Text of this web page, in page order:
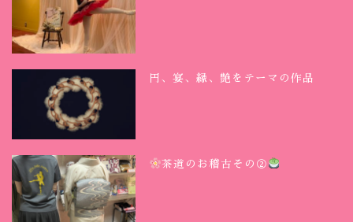
円、宴、縁、艶をテーマの作品
茶道のお稽古その②